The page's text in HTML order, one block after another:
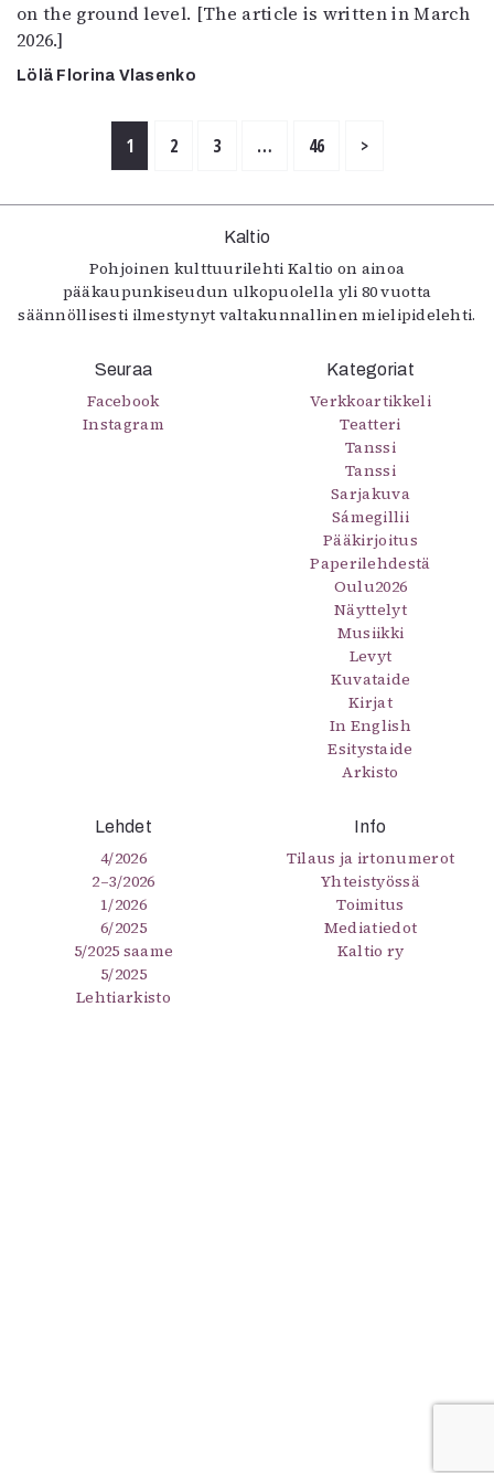
on the ground level. [The article is written in March
2026.]
Lölä Florina Vlasenko
1 2 3 … 46 >
Kaltio
Pohjoinen kulttuurilehti Kaltio on ainoa
pääkaupunkiseudun ulkopuolella yli 80 vuotta
säännöllisesti ilmestynyt valtakunnallinen mielipidelehti.
Seuraa
Facebook
Instagram
Kategoriat
Verkkoartikkeli
Teatteri
Tanssi
Tanssi
Sarjakuva
Sámegillii
Pääkirjoitus
Paperilehdestä
Oulu2026
Näyttelyt
Musiikki
Levyt
Kuvataide
Kirjat
In English
Esitystaide
Arkisto
Lehdet
4/2026
2–3/2026
1/2026
6/2025
5/2025 saame
5/2025
Lehtiarkisto
Info
Tilaus ja irtonumerot
Yhteistyössä
Toimitus
Mediatiedot
Kaltio ry